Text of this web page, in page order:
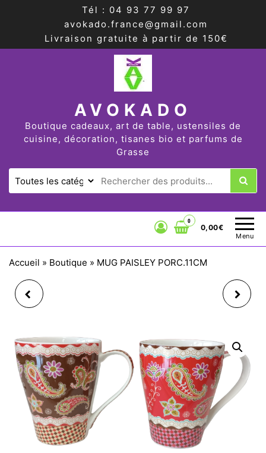
Tél : 04 93 77 99 97
avokado.france@gmail.com
Livraison gratuite à partir de 150€
AVOKADO
Boutique cadeaux, art de table, ustensiles de
cuisine, décoration, tisanes bio et parfums de
Grasse
Menu
0
0,00€
Accueil » Boutique » MUG PAISLEY PORC.11CM
PORCELAINE, 9 CM, 3- ASS